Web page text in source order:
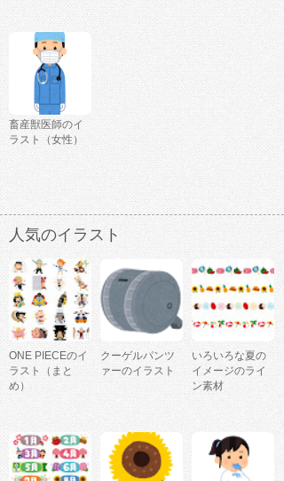
畜産獣医師のイ
ラスト（女性）
人気のイラスト
ONE PIECEのイ
ラスト（まと
め）
クーゲルパンツ
ァーのイラスト
いろいろな夏の
イメージのライ
ン素材